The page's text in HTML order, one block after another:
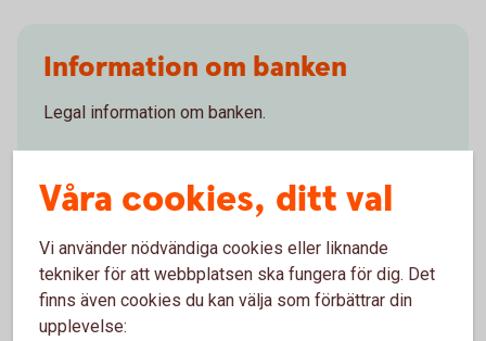
Information om banken
Legal information om banken.
Bankens historia
Våra cookies, ditt val
Vi använder nödvändiga cookies eller liknande
tekniker för att webbplatsen ska fungera för dig. Det
finns även cookies du kan välja som förbättrar din
upplevelse: